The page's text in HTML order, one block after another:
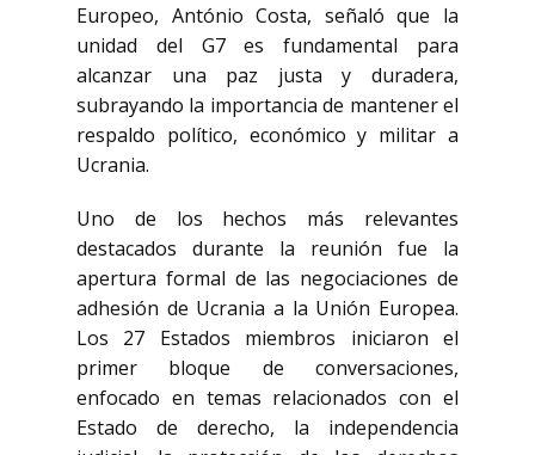
Europeo, António Costa, señaló que la
unidad del G7 es fundamental para
alcanzar una paz justa y duradera,
subrayando la importancia de mantener el
respaldo político, económico y militar a
Ucrania.
Uno de los hechos más relevantes
destacados durante la reunión fue la
apertura formal de las negociaciones de
adhesión de Ucrania a la Unión Europea.
Los 27 Estados miembros iniciaron el
primer bloque de conversaciones,
enfocado en temas relacionados con el
Estado de derecho, la independencia